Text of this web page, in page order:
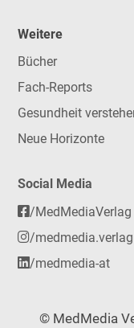
Weitere
Bücher
Fach-Reports
Gesundheit
Neue Horizonte
Social Media
/MedMediaVerlag
/medmedia.verlag
/medmedia-at
© MedMedia